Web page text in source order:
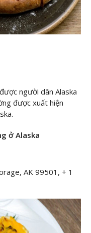
người dân Alaska
được xuất hiện
ở Alaska
AK 99501, + 1